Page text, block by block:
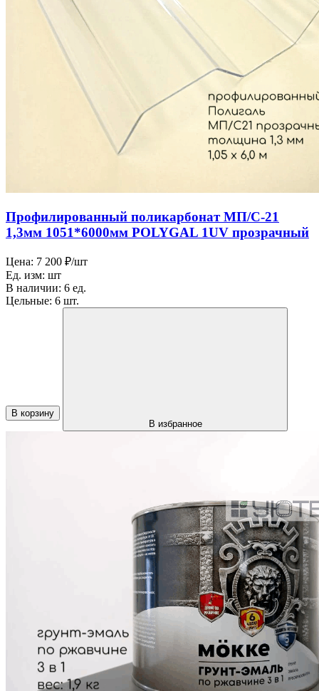
Профилированный поликарбонат МП/С-21
1,3мм 1051*6000мм POLYGAL 1UV прозрачный
Цена: 7 200 ₽/шт
Ед. изм: шт
В наличии: 6 ед.
Цельные: 6 шт.
В корзину
В избранное